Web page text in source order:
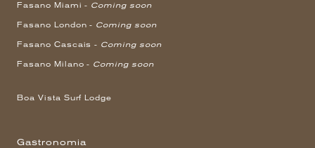
Fasano Miami - Coming soon
Fasano London - Coming soon
Fasano Cascais - Coming soon
Fasano Milano - Coming soon
Boa Vista Surf Lodge
Gastronomia